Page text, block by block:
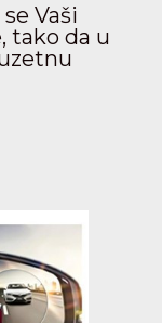
Vaši
tako da u